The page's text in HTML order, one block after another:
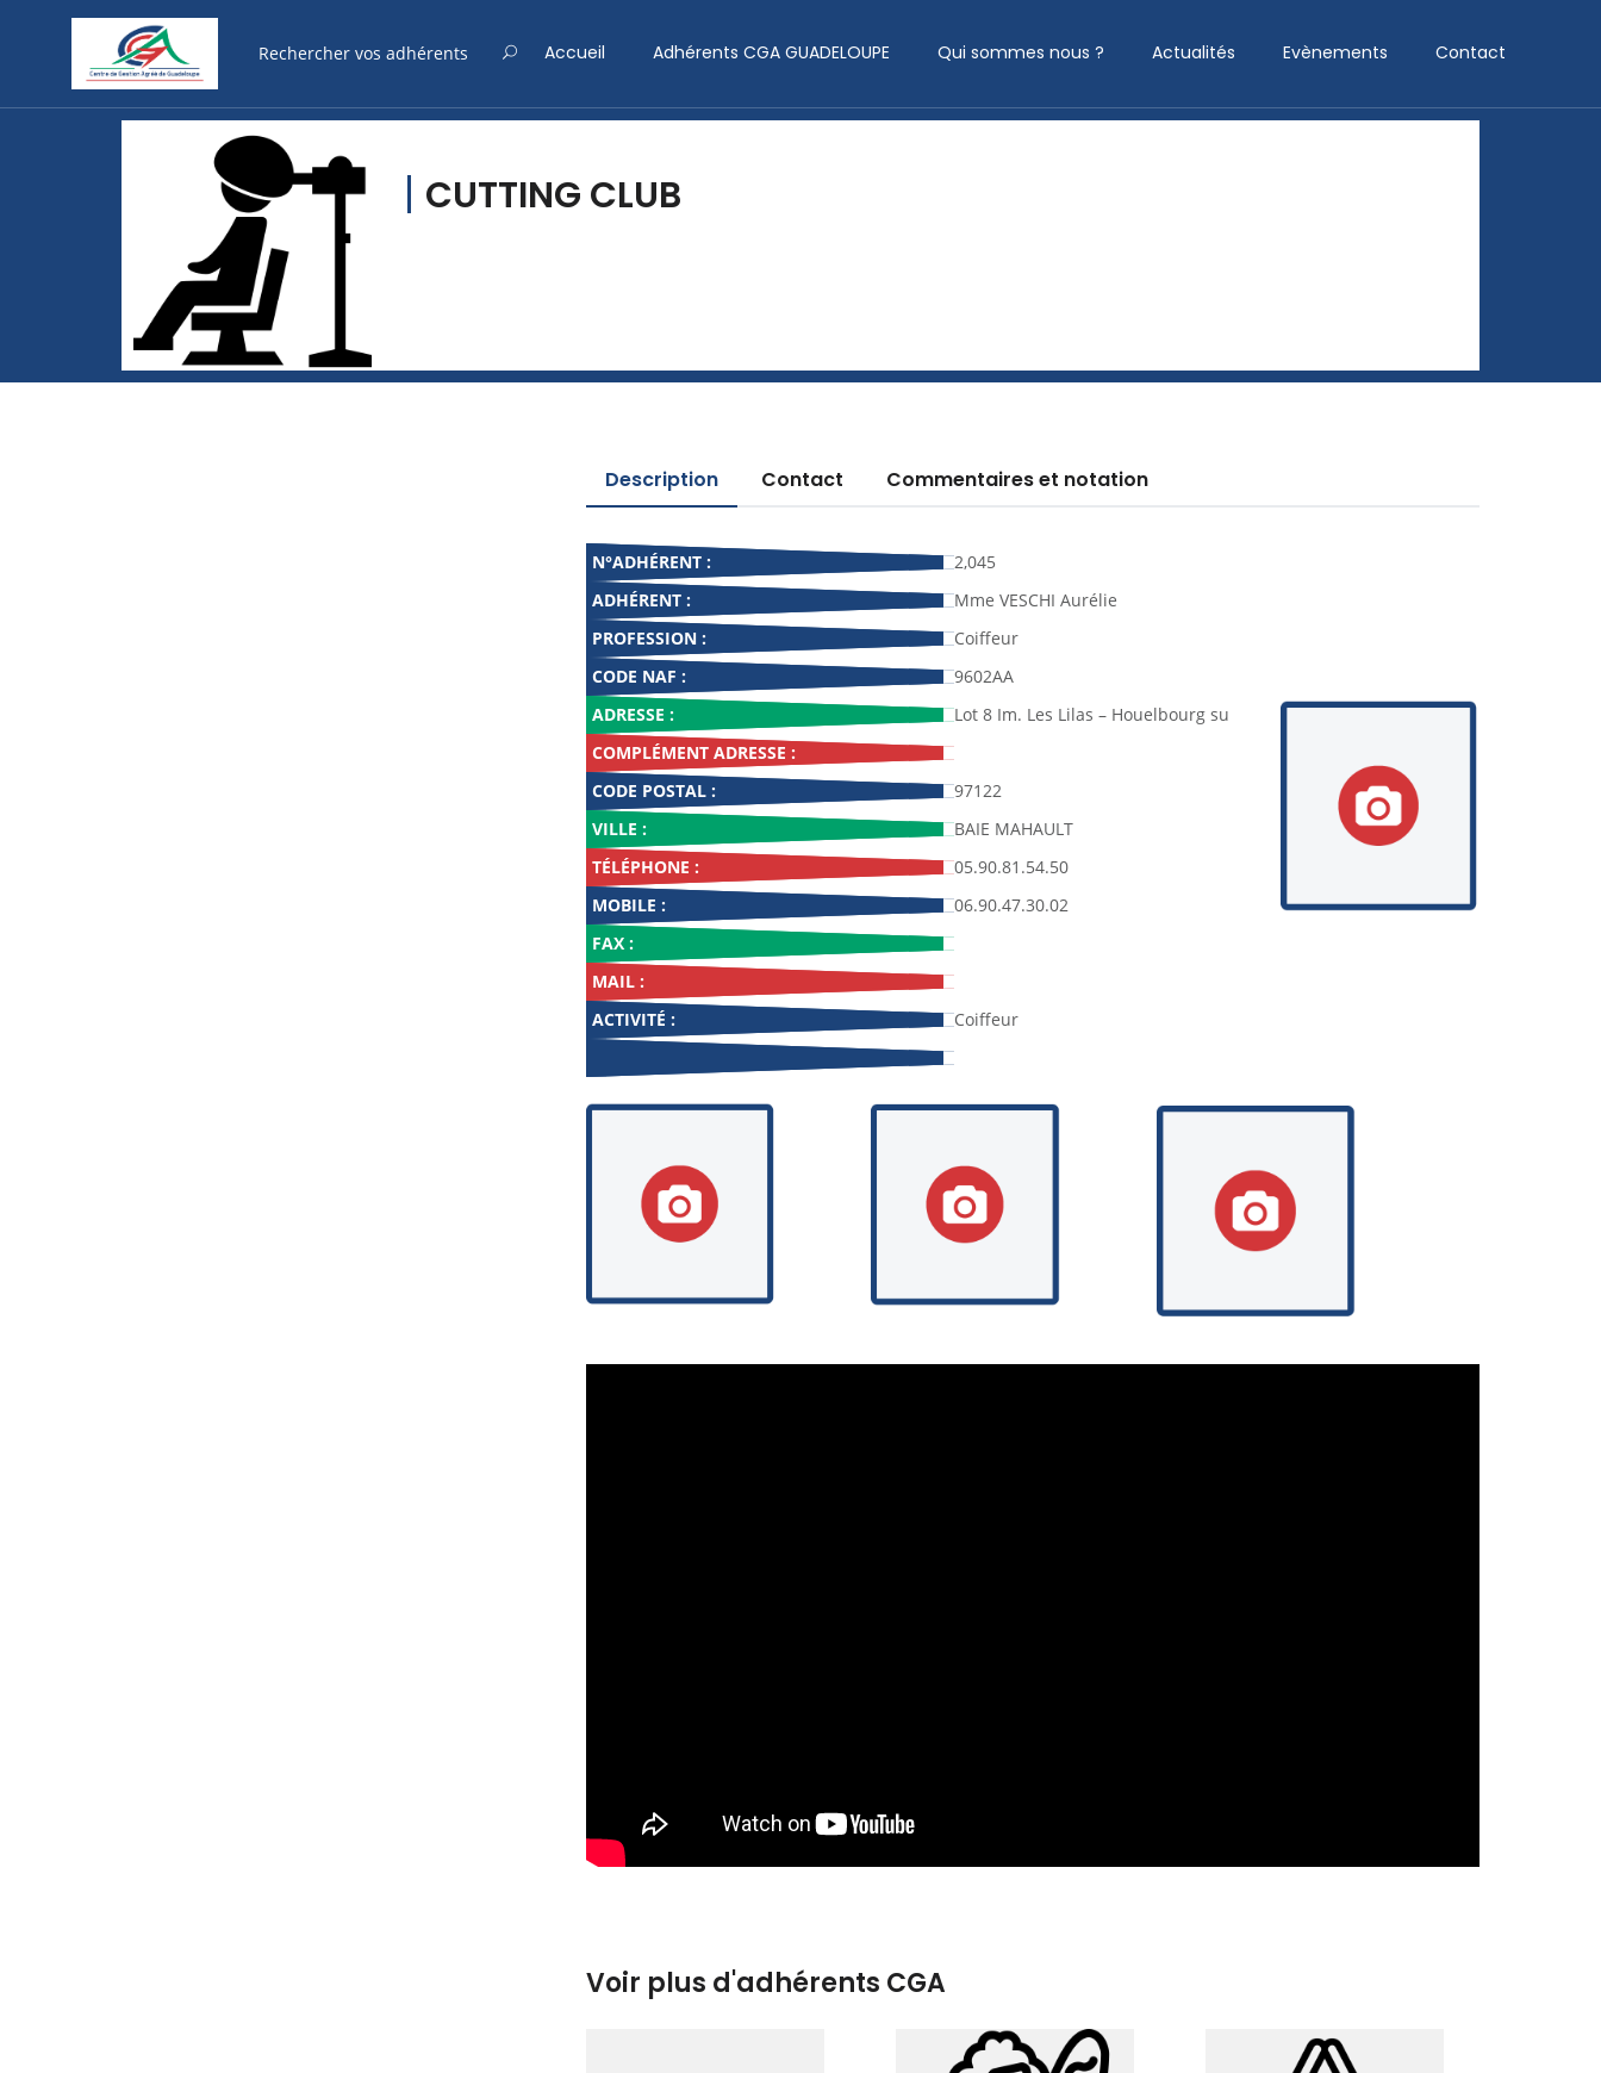
Accueil Adhérents CGA GUADELOUPE Qui sommes nous ? Actualités Evènements Contact
CUTTING CLUB
Description Contact Commentaires et notation
N°ADHÉRENT :
2,045
ADHÉRENT :
Mme VESCHI Aurélie
PROFESSION :
Coiffeur
CODE NAF :
9602AA
ADRESSE :
Lot 8 Im. Les Lilas – Houelbourg su
COMPLÉMENT ADRESSE :
CODE POSTAL :
97122
VILLE :
BAIE MAHAULT
TÉLÉPHONE :
05.90.81.54.50
MOBILE :
06.90.47.30.02
FAX :
MAIL :
ACTIVITÉ :
Coiffeur
Voir plus d'adhérents CGA